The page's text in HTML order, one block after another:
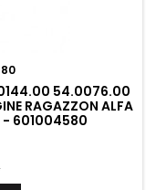
54.0076.00
RAGAZZON ALFA
- 601004580